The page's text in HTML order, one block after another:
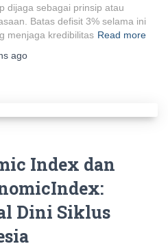
dijaga sebagai prinsip atau
Batas defisit 3% selama ini
menjaga kredibilitas Read more
ago
Index dan
Dini Siklus